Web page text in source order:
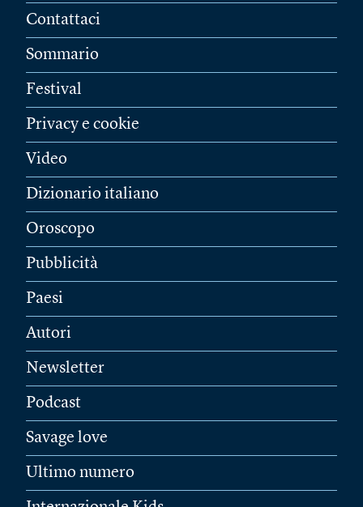
Contattaci
Sommario
Festival
Privacy e cookie
Video
Dizionario italiano
Oroscopo
Pubblicità
Paesi
Autori
Newsletter
Podcast
Savage love
Ultimo numero